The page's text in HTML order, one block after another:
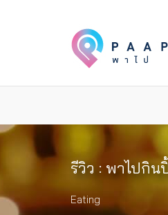
รีวิว : พาไปกิน
Eating